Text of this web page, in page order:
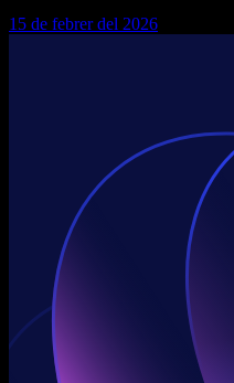
15 de febrer del 2026